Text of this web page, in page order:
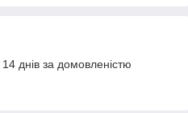
днів за домовленістю